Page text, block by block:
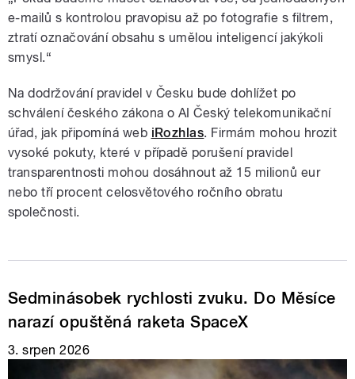
e-mailů s kontrolou pravopisu až po fotografie s filtrem,
ztratí označování obsahu s umělou inteligencí jakýkoli
smysl.“
Na dodržování pravidel v Česku bude dohlížet po
schválení českého zákona o AI Český telekomunikační
úřad, jak připomíná web iRozhlas. Firmám mohou hrozit
vysoké pokuty, které v případě porušení pravidel
transparentnosti mohou dosáhnout až 15 milionů eur
nebo tří procent celosvětového ročního obratu
společnosti.
Sedminásobek rychlosti zvuku. Do Měsíce
narazí opuštěná raketa SpaceX
3. srpen 2026